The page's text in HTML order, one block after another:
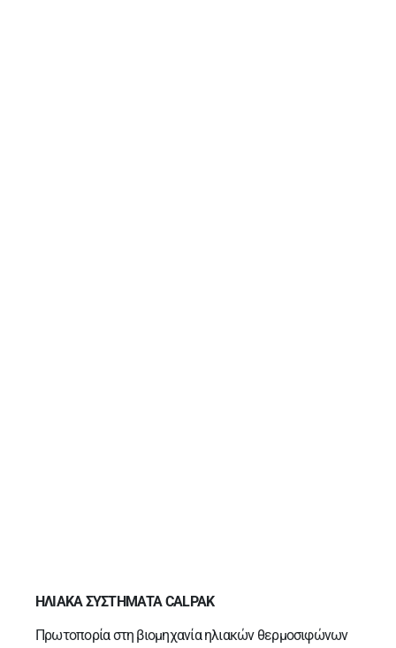
ΗΛΙΑΚΑ ΣΥΣΤΗΜΑΤΑ CALPAK
Πρωτοπορία στη βιομηχανία ηλιακών θερμοσιφώνων